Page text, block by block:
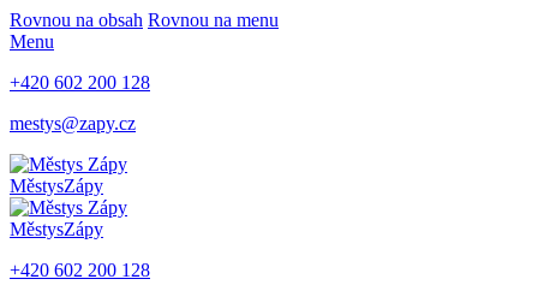
Rovnou na obsah Rovnou na menu
Menu
+420 602 200 128
mestys@zapy.cz
MěstysZápy
MěstysZápy
+420 602 200 128